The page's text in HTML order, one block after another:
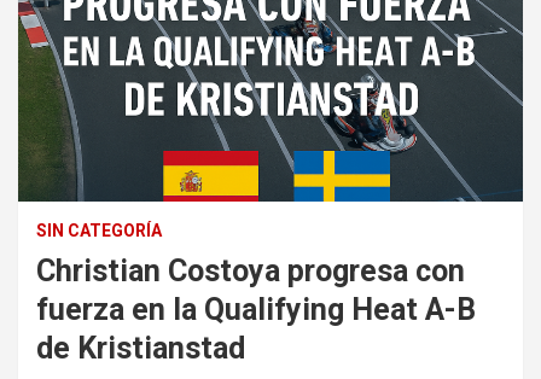
SIN CATEGORÍA
Christian Costoya progresa con
fuerza en la Qualifying Heat A-B
de Kristianstad